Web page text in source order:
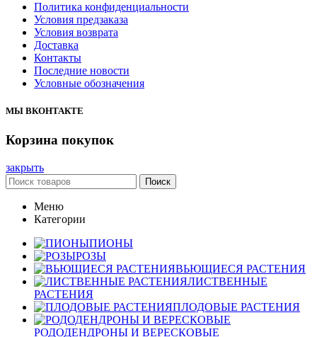
Политика конфиденциальности
Условия предзаказа
Условия возврата
Доставка
Контакты
Последние новости
Условные обозначения
МЫ ВКОНТАКТЕ
Корзина покупок
закрыть
Поиск
Меню
Категории
ПИОНЫ
РОЗЫ
ВЬЮЩИЕСЯ РАСТЕНИЯ
ЛИСТВЕННЫЕ
РАСТЕНИЯ
ПЛОДОВЫЕ РАСТЕНИЯ
РОДОДЕНДРОНЫ И ВЕРЕСКОВЫЕ